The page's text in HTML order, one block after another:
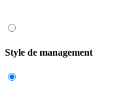
Style de management